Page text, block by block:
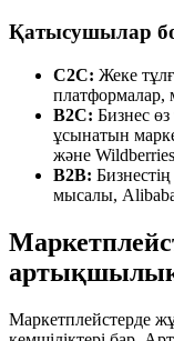
Қатысушылар
C2C: Жеке
B2C: Бизнес
ұсынатын
және
B2B:
мысалы,
Маркетплейстерде